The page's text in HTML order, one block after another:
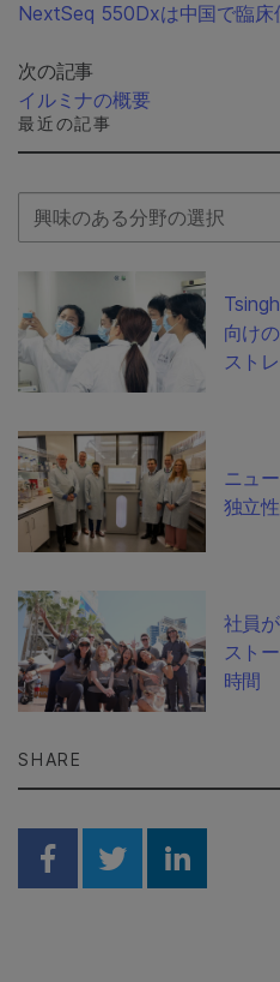
NextSeq 550Dxは中国で臨床
次の記事
イルミナの概要
最近の記事
Select Filter
向け
スト
ニュ
独立
社員
スト
時間
SHARE
Share onShare on
Share